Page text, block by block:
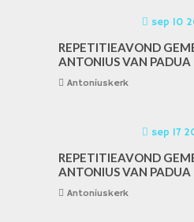
sep 10
REPETITIEAVOND
ANTONIUS VAN PADUA
Antoniuskerk
sep 17
REPETITIEAVOND
ANTONIUS VAN PADUA
Antoniuskerk